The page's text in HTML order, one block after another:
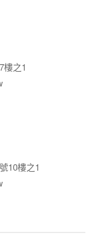
樓之1
10樓之1